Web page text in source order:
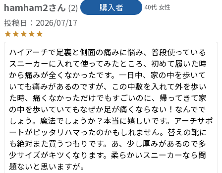
hamham2 2 購入者 40代 女性
投稿日 2026/07/17
ハイアーチで足裏と側面の痛みに悩み、普段使っている
スニーカーに入れて使ってみたところ、初めて履いた時
から痛みが全くなかったです。一日中、家の中を歩いて
いても痛みがあるのですが、この中敷を入れて外を歩い
た時、痛くなかっただけでもすごいのに、帰ってきて家
の中を歩いていてもなぜか足が痛くならない！なんでで
しょう。魔法でしょうか？本当に嬉しいです。アーチサポ
ートがピッタリハマったのかもしれません。替えの靴に
も絶対また買うつもりです。あ、少し厚みがあるので多
少サイズがキツくなります。柔らかいスニーカーなら問
題ないと思いますが。